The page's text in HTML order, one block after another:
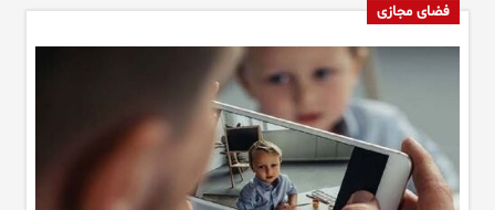
فضای مجازی